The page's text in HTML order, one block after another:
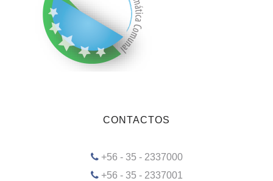
CONTACTOS
+56 - 35 - 2337000
+56 - 35 - 2337001